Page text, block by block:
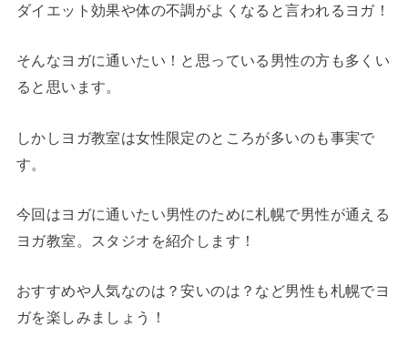
ダイエット効果や体の不調がよくなると言われるヨガ！
そんなヨガに通いたい！と思っている男性の方も多くい
ると思います。
しかしヨガ教室は女性限定のところが多いのも事実で
す。
今回はヨガに通いたい男性のために札幌で男性が通える
ヨガ教室。スタジオを紹介します！
おすすめや人気なのは？安いのは？など男性も札幌でヨ
ガを楽しみましょう！